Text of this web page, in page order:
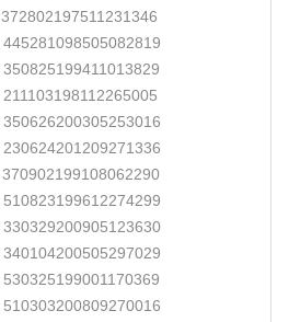
372802197511231346
445281098505082819
350825199411013829
211103198112265005
350626200305253016
230624201209271336
370902199108062290
510823199612274299
330329200905123630
340104200505297029
530325199001170369
510303200809270016